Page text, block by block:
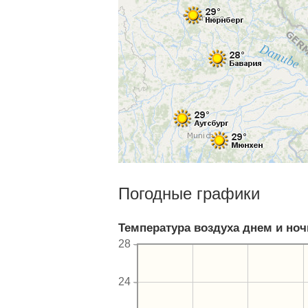
Погодные графики
Температура воздуха днем и